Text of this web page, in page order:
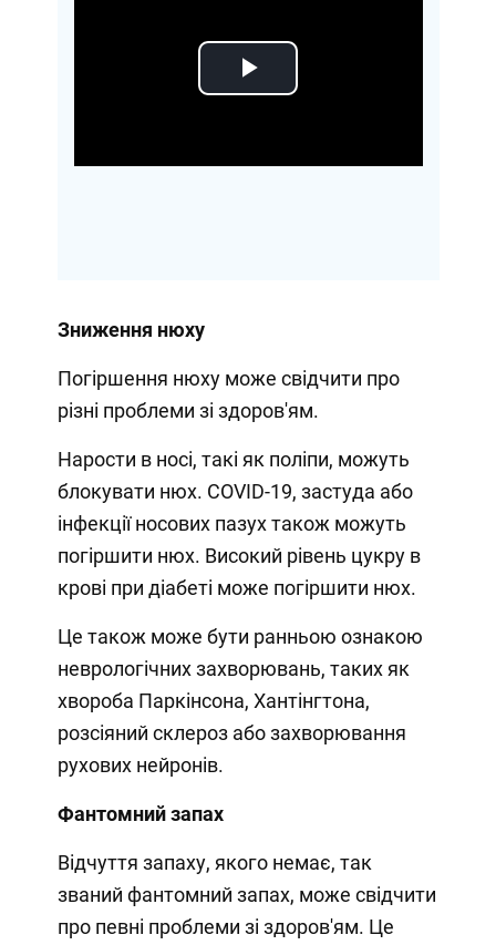
Play
Зниження нюху
Погіршення нюху може свідчити про
різні проблеми зі здоров'ям.
Нарости в носі, такі як поліпи, можуть
блокувати нюх. COVID-19, застуда або
інфекції носових пазух також можуть
погіршити нюх. Високий рівень цукру в
крові при діабеті може погіршити нюх.
Це також може бути ранньою ознакою
неврологічних захворювань, таких як
хвороба Паркінсона, Хантінгтона,
розсіяний склероз або захворювання
рухових нейронів.
Фантомний запах
Відчуття запаху, якого немає, так
званий фантомний запах, може свідчити
про певні проблеми зі здоров'ям. Це